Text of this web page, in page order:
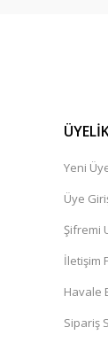
Yeni
Üye
Şifremi
İletişim
Havale
Sipariş